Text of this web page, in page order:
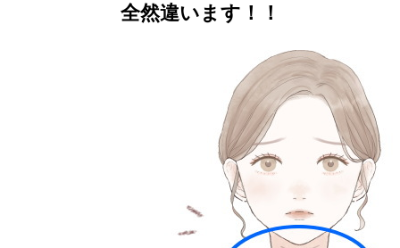
全然違います！！